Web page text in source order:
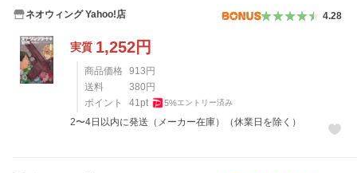
ネオウィング Yahoo!店 4.28
実質 1,252円
商品価格 913 円
送料
380 円
ポイント
41pt 5%エントリー済み
2〜4日以内に発送（メーカー在庫）（休業日を除く）